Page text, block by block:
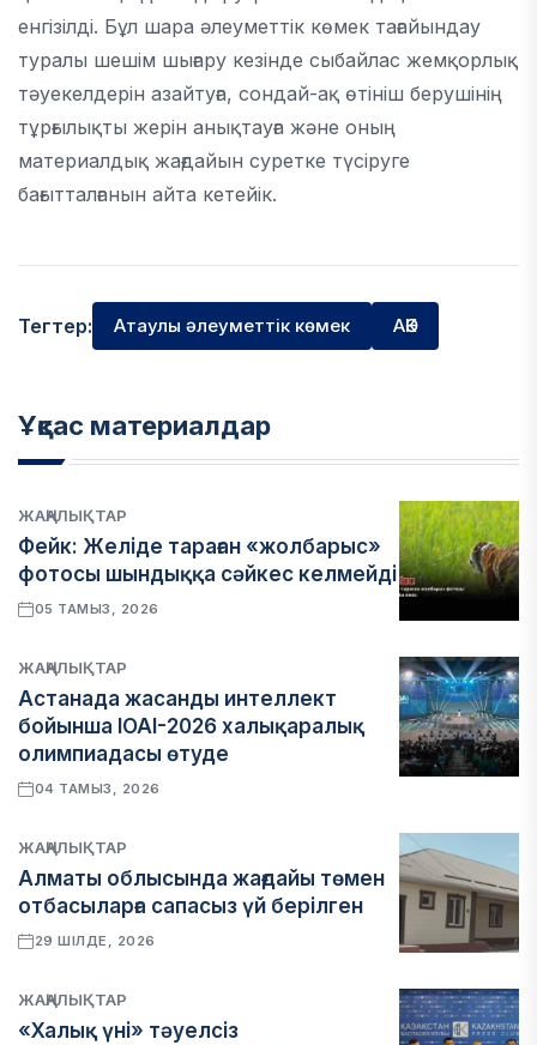
енгізілді. Бұл шара әлеуметтік көмек тағайындау
туралы шешім шығару кезінде сыбайлас жемқорлық
тәуекелдерін азайтуға, сондай-ақ өтініш берушінің
тұрғылықты жерін анықтауға және оның
материалдық жағдайын суретке түсіруге
бағытталғанын айта кетейік.
Тегтер: Атаулы әлеуметтік көмек АӘК
Ұқсас материалдар
ЖАҢАЛЫҚТАР
Фейк: Желіде тараған «жолбарыс»
фотосы шындыққа сәйкес келмейді
05 ТАМЫЗ, 2026
ЖАҢАЛЫҚТАР
Астанада жасанды интеллект
бойынша IOAI-2026 халықаралық
олимпиадасы өтуде
04 ТАМЫЗ, 2026
ЖАҢАЛЫҚТАР
Алматы облысында жағдайы төмен
отбасыларға сапасыз үй берілген
29 ШІЛДЕ, 2026
ЖАҢАЛЫҚТАР
«Халық үні» тәуелсіз